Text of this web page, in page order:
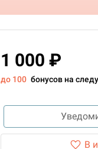
1 000 ₽
до 100 бонусов на
В